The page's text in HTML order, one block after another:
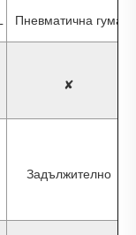
Пневматична гума
✘
Задължително